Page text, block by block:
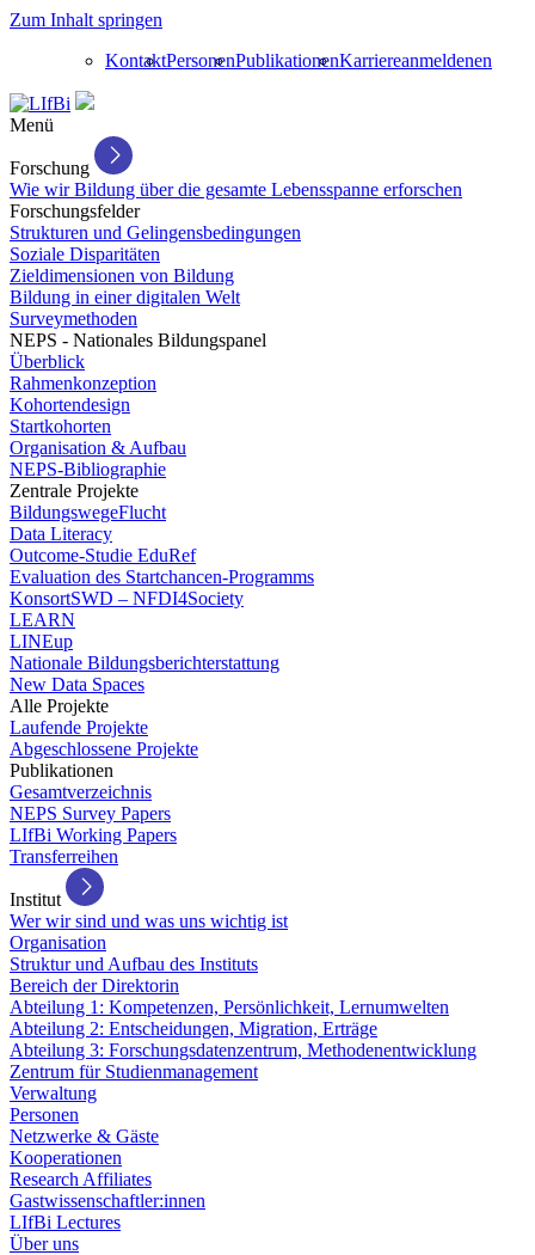
Zum Inhalt springen
KontaktPersonenPublikationenKarriereanmeldenen
Menü
Forschung
Wie wir Bildung über die gesamte Lebensspanne erforschen
Forschungsfelder
Strukturen und Gelingensbedingungen
Soziale Disparitäten
Zieldimensionen von Bildung
Bildung in einer digitalen Welt
Surveymethoden
NEPS - Nationales Bildungspanel
Überblick
Rahmenkonzeption
Kohortendesign
Startkohorten
Organisation & Aufbau
NEPS-Bibliographie
Zentrale Projekte
BildungswegeFlucht
Data Literacy
Outcome-Studie EduRef
Evaluation des Startchancen-Programms
KonsortSWD – NFDI4Society
LEARN
LINEup
Nationale Bildungsberichterstattung
New Data Spaces
Alle Projekte
Laufende Projekte
Abgeschlossene Projekte
Publikationen
Gesamtverzeichnis
NEPS Survey Papers
LIfBi Working Papers
Transferreihen
Institut
Wer wir sind und was uns wichtig ist
Organisation
Struktur und Aufbau des Instituts
Bereich der Direktorin
Abteilung 1: Kompetenzen, Persönlichkeit, Lernumwelten
Abteilung 2: Entscheidungen, Migration, Erträge
Abteilung 3: Forschungsdatenzentrum, Methodenentwicklung
Zentrum für Studienmanagement
Verwaltung
Personen
Netzwerke & Gäste
Kooperationen
Research Affiliates
Gastwissenschaftler:innen
LIfBi Lectures
Über uns